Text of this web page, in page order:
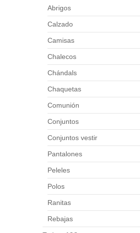
Abrigos
Calzado
Camisas
Chalecos
Chándals
Chaquetas
Comunión
Conjuntos
Conjuntos vestir
Pantalones
Peleles
Polos
Ranitas
Rebajas